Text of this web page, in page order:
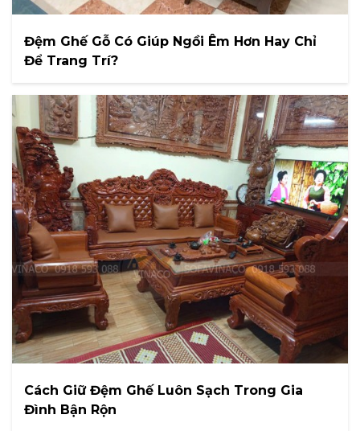
Đệm Ghế Gỗ Có Giúp Ngồi Êm Hơn Hay Chỉ
Để Trang Trí?
Cách Giữ Đệm Ghế Luôn Sạch Trong Gia
Đình Bận Rộn